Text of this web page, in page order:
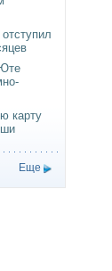
карту
Еще